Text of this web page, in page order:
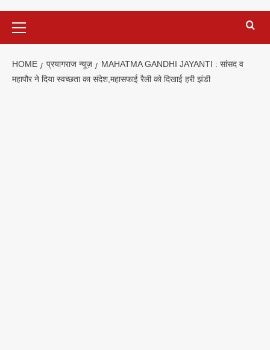
Menu
HOME प्रयागराज न्यूज़
MAHATMA GANDHI JAYANTI : सांसद व
महापौर ने दिया स्वच्छता का संदेश,महासफाई रैली को दिखाई हरी झंडी